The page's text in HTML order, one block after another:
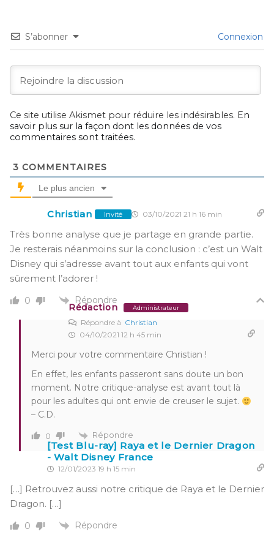
S’abonner Connexion
Ce site utilise Akismet pour réduire les indésirables. En
savoir plus sur la façon dont les données de vos
commentaires sont traitées.
3 COMMENTAIRES
Le plus ancien
Christian Invité 03/10/2021 21 h 16 min
Très bonne analyse que je partage en grande partie.
Je resterais néanmoins sur la conclusion : c’est un Walt
Disney qui s’adresse avant tout aux enfants qui vont
sûrement l’adorer !
0 Répondre
Rédaction Administrateur
Répondre à Christian
04/10/2021 12 h 45 min
Merci pour votre commentaire Christian !
En effet, les enfants passeront sans doute un bon
moment. Notre critique-analyse est avant tout là
pour les adultes qui ont envie de creuser le sujet.
– C.D.
0 Répondre
[Test Blu-ray] Raya et le Dernier Dragon
- Walt Disney France
12/01/2023 19 h 15 min
[…] Retrouvez aussi notre critique de Raya et le Dernier
Dragon. […]
0 Répondre